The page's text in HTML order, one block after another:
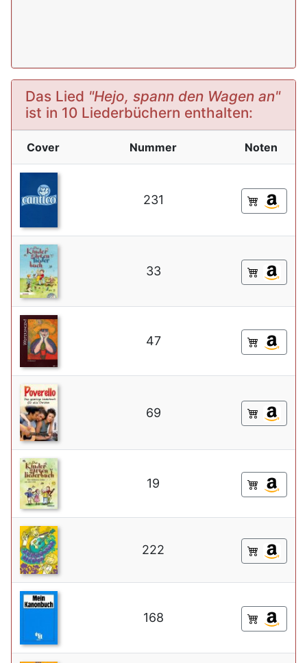
Das Lied "Hejo, spann den Wagen an"
ist in 10 Liederbüchern enthalten:
Cover Nummer Noten
231
33
47
69
19
222
168